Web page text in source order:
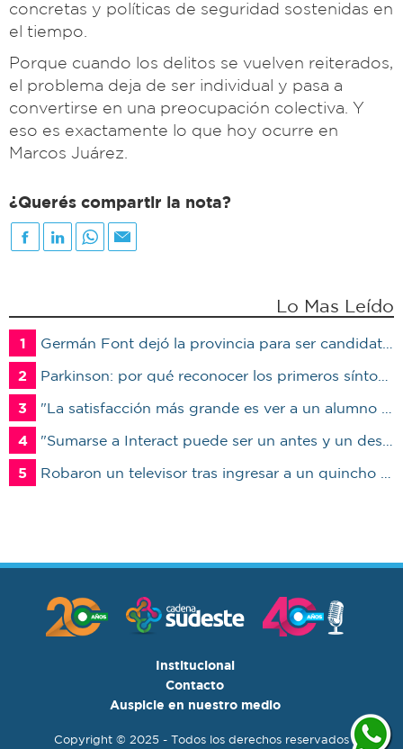
concretas y políticas de seguridad sostenidas en
el tiempo.
Porque cuando los delitos se vuelven reiterados,
el problema deja de ser individual y pasa a
convertirse en una preocupación colectiva. Y
eso es exactamente lo que hoy ocurre en
Marcos Juárez.
¿Querés compartir la nota?
Lo Mas Leído
1
Germán Font dejó la provincia para ser candidato en Marcos Juárez
2
Parkinson: por qué reconocer los primeros síntomas puede cambiar la calidad de vida del paciente
3
"La satisfacción más grande es ver a un alumno trabajando": Jorge Vicente se jubiló luego de 38 años en el IPET51
4
"Sumarse a Interact puede ser un antes y un después en la vida de un joven"
5
Robaron un televisor tras ingresar a un quincho en una vivienda de Marcos Juárez
Institucional
Contacto
Auspicie en nuestro medio
Copyright © 2025 - Todos los derechos reservados